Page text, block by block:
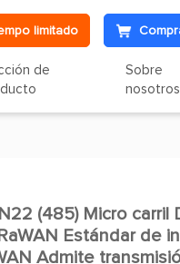
limitado
de
Sobre
nosotros
(485) Micro carril
Estándar de
Admite